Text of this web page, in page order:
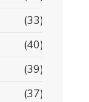
(33)
(40)
(39)
(37)